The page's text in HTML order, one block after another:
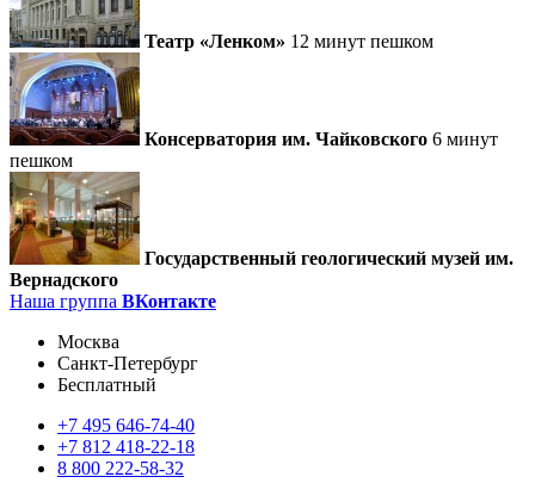
Театр «Ленком» 12 минут пешком
Консерватория им. Чайковского 6 минут
пешком
Государственный геологический музей им.
Вернадского
Наша группа ВКонтакте
Москва
Санкт-Петербург
Бесплатный
+7 495 646-74-40
+7 812 418-22-18
8 800 222-58-32